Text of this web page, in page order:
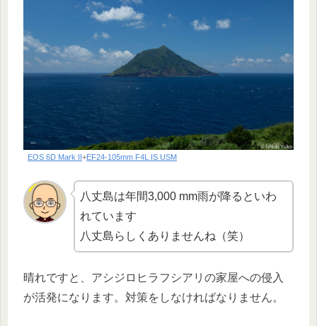
EOS 6D Mark II +EF24-105mm F4L IS USM
八丈島は年間3,000 mm雨が降るといわ
れています
八丈島らしくありませんね（笑）
晴れですと、アシジロヒラフシアリの家屋への侵入
が活発になります。対策をしなければなりません。